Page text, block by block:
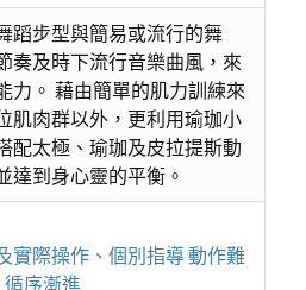
蹈步型與簡易或流行的舞
奏及時下流行音樂曲風，來
力。 藉由簡單的肌力訓練來
肌肉群以外，更利用瑜珈小
配太極、瑜珈及皮拉提斯動
達到身心靈的平衡。
實際操作、個別指導 動作難
序漸進